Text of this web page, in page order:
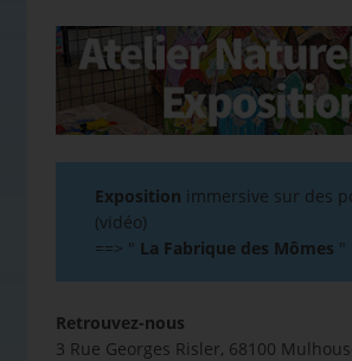
Exposition immersive sur des
(vidéo)
==> " La Fabrique des Mômes "
Retrouvez-nous
3 Rue Georges Risler, 68100